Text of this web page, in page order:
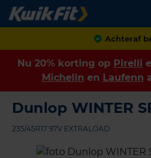
Achteraf
Nu 20% korting op Pirelli
Michelin en Laufenn
Dunlop WINTER
235/45R17 97V EXTRALOAD